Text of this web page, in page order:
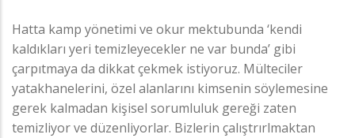
Hatta kamp yönetimi ve okur mektubunda ‘kendi
kaldıkları yeri temizleyecekler ne var bunda’ gibi
çarpıtmaya da dikkat çekmek istiyoruz. Mülteciler
yatakhanelerini, özel alanlarını kimsenin söylemesine
gerek kalmadan kişisel sorumluluk gereği zaten
temizliyor ve düzenliyorlar. Bizlerin çalıştrırlmaktan